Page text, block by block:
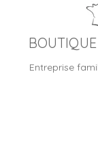
Entreprise